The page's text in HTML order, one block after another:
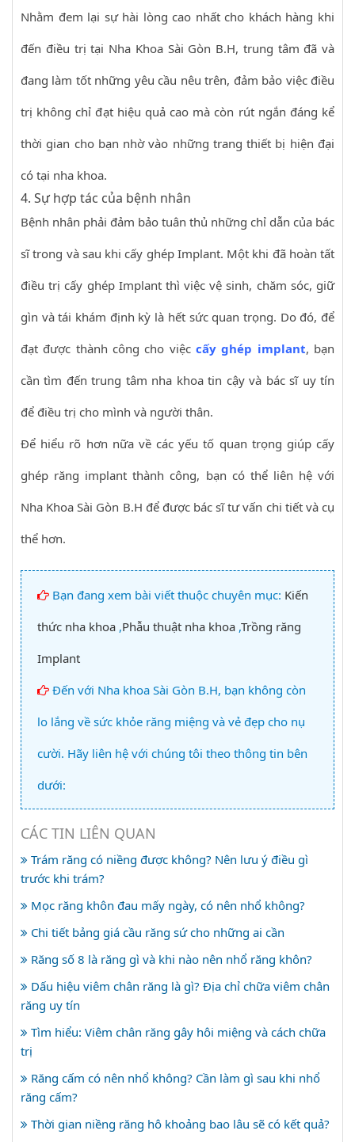
Nhằm đem lại sự hài lòng cao nhất cho khách hàng khi
đến điều trị tại Nha Khoa Sài Gòn B.H, trung tâm đã và
đang làm tốt những yêu cầu nêu trên, đảm bảo việc điều
trị không chỉ đạt hiệu quả cao mà còn rút ngắn đáng kể
thời gian cho bạn nhờ vào những trang thiết bị hiện đại
có tại nha khoa.
4. Sự hợp tác của bệnh nhân
Bệnh nhân phải đảm bảo tuân thủ những chỉ dẫn của bác
sĩ trong và sau khi cấy ghép Implant. Một khi đã hoàn tất
điều trị cấy ghép Implant thì việc vệ sinh, chăm sóc, giữ
gìn và tái khám định kỳ là hết sức quan trọng. Do đó, để
đạt được thành công cho việc cấy ghép implant, bạn
cần tìm đến trung tâm nha khoa tin cậy và bác sĩ uy tín
để điều trị cho mình và người thân.
Để hiểu rõ hơn nữa về các yếu tố quan trọng giúp cấy
ghép răng implant thành công, bạn có thể liên hệ với
Nha Khoa Sài Gòn B.H để được bác sĩ tư vấn chi tiết và cụ
thể hơn.
Bạn đang xem bài viết thuộc chuyên mục: Kiến
thức nha khoa ,Phẫu thuật nha khoa ,Trồng răng
Implant
Đến với Nha khoa Sài Gòn B.H, bạn không còn
lo lắng về sức khỏe răng miệng và vẻ đẹp cho nụ
cười. Hãy liên hệ với chúng tôi theo thông tin bên
dưới:
CÁC TIN LIÊN QUAN
Trám răng có niềng được không? Nên lưu ý điều gì
trước khi trám?
Mọc răng khôn đau mấy ngày, có nên nhổ không?
Chi tiết bảng giá cầu răng sứ cho những ai cần
Răng số 8 là răng gì và khi nào nên nhổ răng khôn?
Dấu hiệu viêm chân răng là gì? Địa chỉ chữa viêm chân
răng uy tín
Tìm hiểu: Viêm chân răng gây hôi miệng và cách chữa
trị
Răng cấm có nên nhổ không? Cần làm gì sau khi nhổ
răng cấm?
Thời gian niềng răng hô khoảng bao lâu sẽ có kết quả?